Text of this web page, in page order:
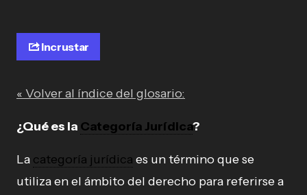
Incrustar
« Volver al índice del glosario:
¿Qué es la Categoría Jurídica?
La categoría jurídica es un término que se
utiliza en el ámbito del derecho para referirse a